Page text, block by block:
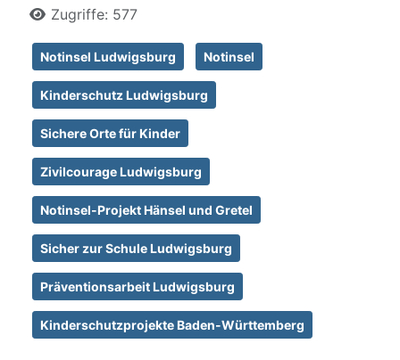
Zugriffe: 577
Notinsel Ludwigsburg Notinsel
Kinderschutz Ludwigsburg
Sichere Orte für Kinder
Zivilcourage Ludwigsburg
Notinsel-Projekt Hänsel und Gretel
Sicher zur Schule Ludwigsburg
Präventionsarbeit Ludwigsburg
Kinderschutzprojekte Baden-Württemberg